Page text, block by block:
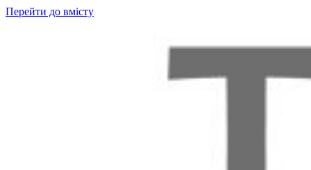
Перейти до вмісту